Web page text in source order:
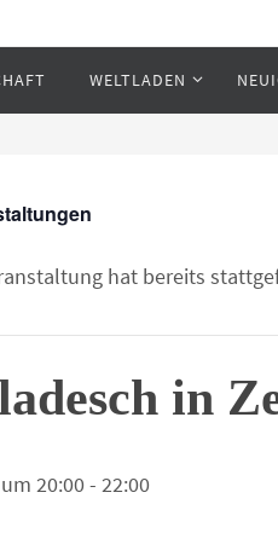
Germering
WELTLADEN
hat bereits
in
20:00- 22:00